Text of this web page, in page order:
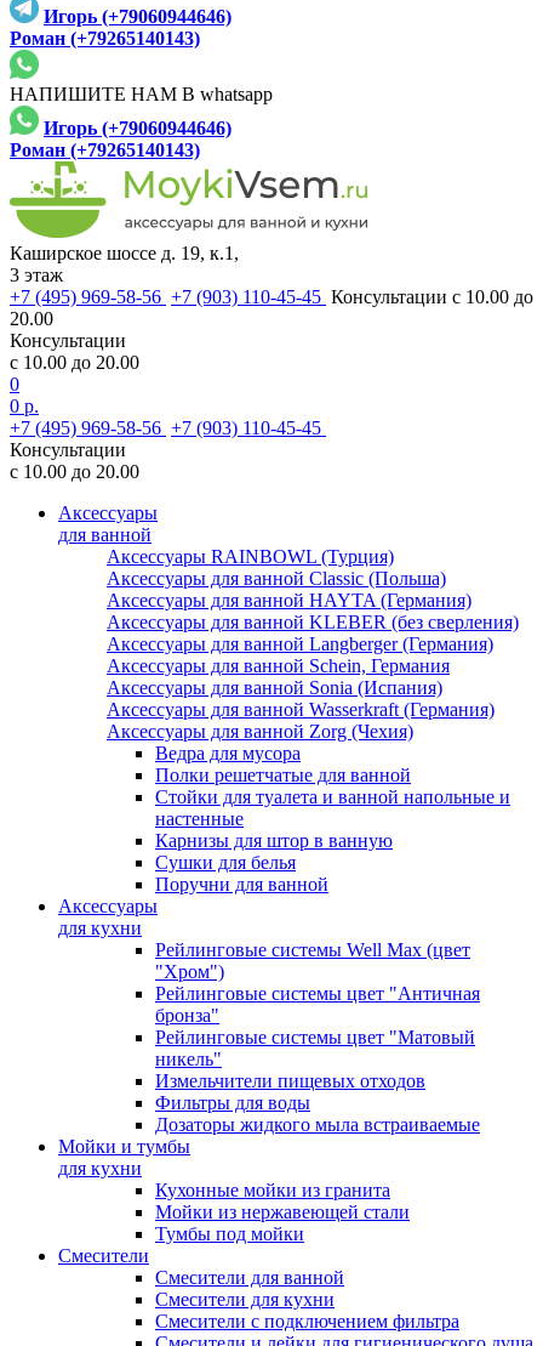
Игорь (+79060944646)
Роман (+79265140143)
НАПИШИТЕ НАМ В whatsapp
Игорь (+79060944646)
Роман (+79265140143)
Каширское шоссе д. 19, к.1,
3 этаж
+7 (495) 969-58-56 +7 (903) 110-45-45 Консультации с 10.00 до
20.00
Консультации
с 10.00 до 20.00
0
0 р.
+7 (495) 969-58-56 +7 (903) 110-45-45
Консультации
с 10.00 до 20.00
Аксессуары
для ванной
Аксессуары RAINBOWL (Турция)
Аксессуары для ванной Classic (Польша)
Аксессуары для ванной HAYTA (Германия)
Аксессуары для ванной KLEBER (без сверления)
Аксессуары для ванной Langberger (Германия)
Аксессуары для ванной Schein, Германия
Аксессуары для ванной Sonia (Испания)
Аксессуары для ванной Wasserkraft (Германия)
Аксессуары для ванной Zorg (Чехия)
Ведра для мусора
Полки решетчатые для ванной
Стойки для туалета и ванной напольные и
настенные
Карнизы для штор в ванную
Сушки для белья
Поручни для ванной
Аксессуары
для кухни
Рейлинговые системы Well Max (цвет
"Хром")
Рейлинговые системы цвет "Античная
бронза"
Рейлинговые системы цвет "Матовый
никель"
Измельчители пищевых отходов
Фильтры для воды
Дозаторы жидкого мыла встраиваемые
Мойки и тумбы
для кухни
Кухонные мойки из гранита
Мойки из нержавеющей стали
Тумбы под мойки
Смесители
Смесители для ванной
Смесители для кухни
Смесители с подключением фильтра